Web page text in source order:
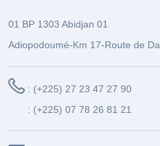
01 BP 1303 Abidjan 01
Adiopodoumé-Km 17-Route de
: (+225) 27 23 47 27 90
: (+225) 07 78 26 81 21